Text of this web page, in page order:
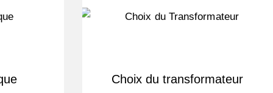
Choix du transformateur